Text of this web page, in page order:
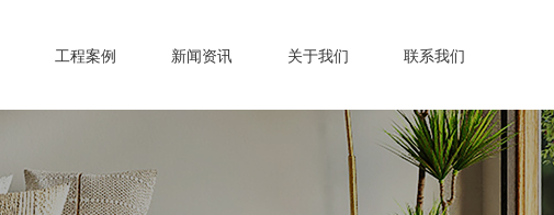
工程案例 新闻资讯 关于我们 联系我们